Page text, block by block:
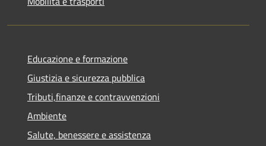
Educazione e formazione
Giustizia e sicurezza pubblica
Tributi,finanze e contravvenzioni
Ambiente
Salute, benessere e assistenza